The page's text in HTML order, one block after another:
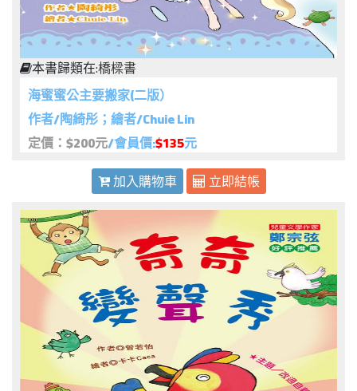
本書歸類在:橋樑書
海蜜蜜公主要搬家(二版）
作者/陶綺彤；繪者/Chuie Lin
定價：$200元/會員價:$135元
加入購物車
立即結帳